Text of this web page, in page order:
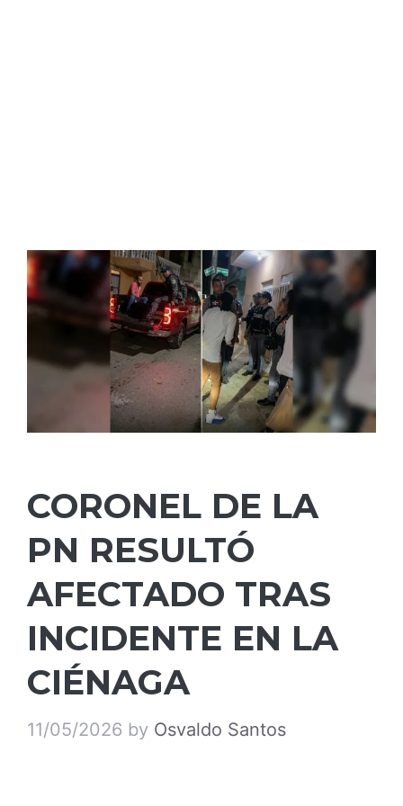
CORONEL DE LA
PN RESULTÓ
AFECTADO TRAS
INCIDENTE EN LA
CIÉNAGA
11/05/2026 by Osvaldo Santos